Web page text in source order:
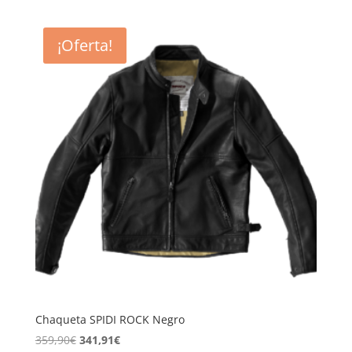
era:
419,90€.
es:
398,91€.
¡Oferta!
Chaqueta SPIDI ROCK Negro
359,90€ El
341,91€El